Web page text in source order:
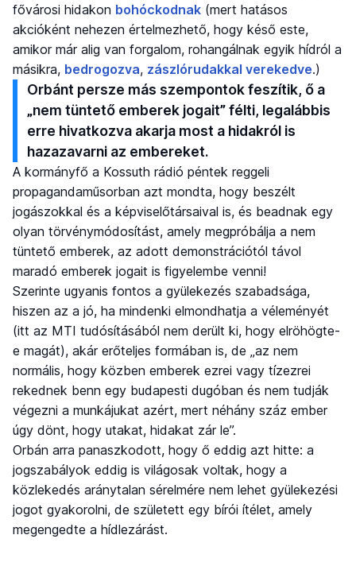
fővárosi hidakon bohóckodnak (mert hatásos
akcióként nehezen értelmezhető, hogy késő este,
amikor már alig van forgalom, rohangálnak egyik hídról a
másikra, bedrogozva, zászlórudakkal verekedve.)
Orbánt persze más szempontok feszítik, ő a
„nem tüntető emberek jogait” félti, legalábbis
erre hivatkozva akarja most a hidakról is
hazazavarni az embereket.
A kormányfő a Kossuth rádió péntek reggeli
propagandaműsorban azt mondta, hogy beszélt
jogászokkal és a képviselőtársaival is, és beadnak egy
olyan törvénymódosítást, amely megpróbálja a nem
tüntető emberek, az adott demonstrációtól távol
maradó emberek jogait is figyelembe venni!
Szerinte ugyanis fontos a gyülekezés szabadsága,
hiszen az a jó, ha mindenki elmondhatja a véleményét
(itt az MTI tudósításából nem derült ki, hogy elröhögte-
e magát), akár erőteljes formában is, de „az nem
normális, hogy közben emberek ezrei vagy tízezrei
rekednek benn egy budapesti dugóban és nem tudják
végezni a munkájukat azért, mert néhány száz ember
úgy dönt, hogy utakat, hidakat zár le”.
Orbán arra panaszkodott, hogy ő eddig azt hitte: a
jogszabályok eddig is világosak voltak, hogy a
közlekedés aránytalan sérelmére nem lehet gyülekezési
jogot gyakorolni, de született egy bírói ítélet, amely
megengedte a hídlezárást.